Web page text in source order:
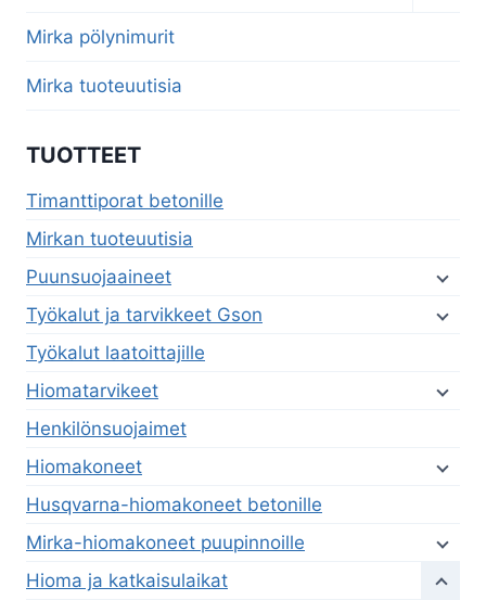
Mirka pölynimurit
Mirka tuoteuutisia
TUOTTEET
Timanttiporat betonille
Mirkan tuoteuutisia
Puunsuojaaineet
Työkalut ja tarvikkeet Gson
Työkalut laatoittajille
Hiomatarvikeet
Henkilönsuojaimet
Hiomakoneet
Husqvarna-hiomakoneet betonille
Mirka-hiomakoneet puupinnoille
Hioma ja katkaisulaikat